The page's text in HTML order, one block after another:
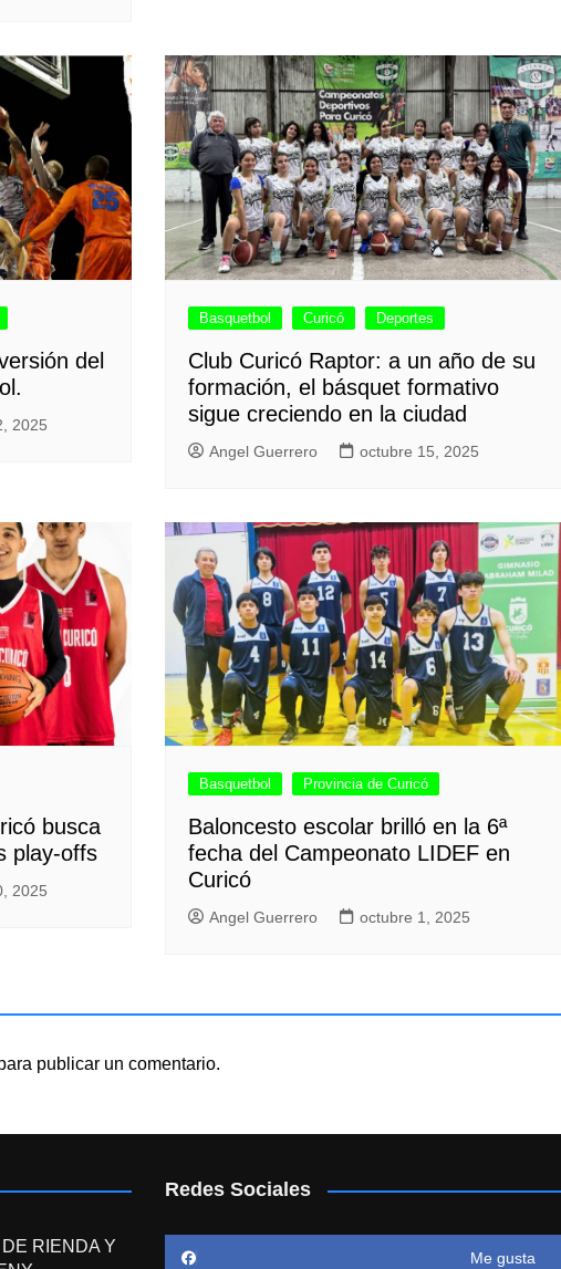
del
2025
Basquetbol Curicó Deportes
Club Curicó Raptor: a un año de su
formación, el básquet formativo
sigue creciendo en la ciudad
Angel Guerrero octubre 15, 2025
busca
play-offs
2025
Basquetbol Provincia de Curicó
Baloncesto escolar brilló en la 6ª
fecha del Campeonato LIDEF en
Curicó
Angel Guerrero octubre 1, 2025
publicar un comentario.
RIENDA Y
Redes Sociales
Me gusta